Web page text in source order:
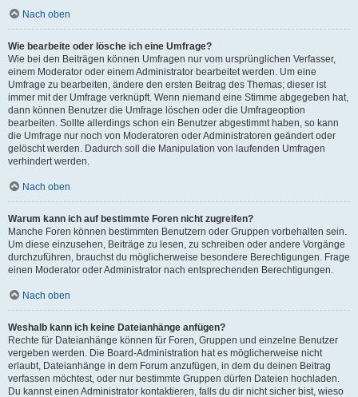
Nach oben
Wie bearbeite oder lösche ich eine Umfrage?
Wie bei den Beiträgen können Umfragen nur vom ursprünglichen Verfasser,
einem Moderator oder einem Administrator bearbeitet werden. Um eine
Umfrage zu bearbeiten, ändere den ersten Beitrag des Themas; dieser ist
immer mit der Umfrage verknüpft. Wenn niemand eine Stimme abgegeben hat,
dann können Benutzer die Umfrage löschen oder die Umfrageoption
bearbeiten. Sollte allerdings schon ein Benutzer abgestimmt haben, so kann
die Umfrage nur noch von Moderatoren oder Administratoren geändert oder
gelöscht werden. Dadurch soll die Manipulation von laufenden Umfragen
verhindert werden.
Nach oben
Warum kann ich auf bestimmte Foren nicht zugreifen?
Manche Foren können bestimmten Benutzern oder Gruppen vorbehalten sein.
Um diese einzusehen, Beiträge zu lesen, zu schreiben oder andere Vorgänge
durchzuführen, brauchst du möglicherweise besondere Berechtigungen. Frage
einen Moderator oder Administrator nach entsprechenden Berechtigungen.
Nach oben
Weshalb kann ich keine Dateianhänge anfügen?
Rechte für Dateianhänge können für Foren, Gruppen und einzelne Benutzer
vergeben werden. Die Board-Administration hat es möglicherweise nicht
erlaubt, Dateianhänge in dem Forum anzufügen, in dem du deinen Beitrag
verfassen möchtest, oder nur bestimmte Gruppen dürfen Dateien hochladen.
Du kannst einen Administrator kontaktieren, falls du dir nicht sicher bist, wieso